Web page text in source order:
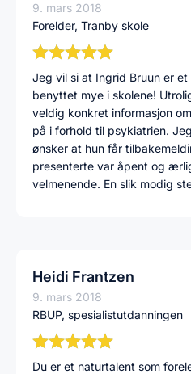
9. mars 2018
Forelder, Tranby skole
Jeg vil si at Ingrid Bruun er
benyttet mye i skolene!
veldig konkret informasjon
på i forhold til psykiatrien.
ønsker at hun får
presenterte var åpent og
velmenende. En slik modig
Heidi Frantzen
9. mars 2018
RBUP, spesialistutdanningen
Du er et naturtalent som